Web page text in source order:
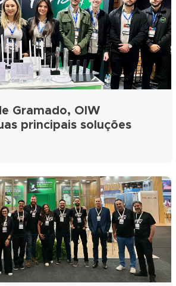
Gramado, OIW
principais soluções